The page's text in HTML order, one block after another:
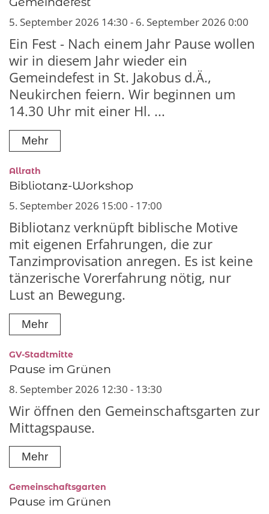
5. September 2026 14:30 - 6. September 2026 0:00
Ein Fest - Nach einem Jahr Pause wollen
wir in diesem Jahr wieder ein
Gemeindefest in St. Jakobus d.Ä.,
Neukirchen feiern. Wir beginnen um
14.30 Uhr mit einer Hl. ...
Mehr
Allrath
Bibliotanz-Workshop
5. September 2026 15:00 - 17:00
Bibliotanz verknüpft biblische Motive
mit eigenen Erfahrungen, die zur
Tanzimprovisation anregen. Es ist keine
tänzerische Vorerfahrung nötig, nur
Lust an Bewegung.
Mehr
GV-Stadtmitte:
Pause im Grünen
8. September 2026 12:30 - 13:30
Wir öffnen den Gemeinschaftsgarten zur
Mittagspause.
Mehr
Gemeinschaftsgarten
Pause im Grünen